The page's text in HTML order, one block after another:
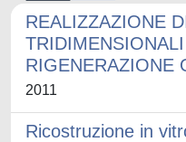
REALIZZAZIONE
RIGENERAZIONE
2011
Ricostruzione in